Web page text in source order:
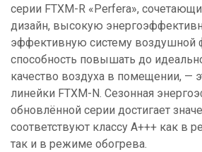
серии FTXM-R «Perfera»,
дизайн, высокую
эффективную систему воздушной
способность повышать до
качество воздуха в помещении, —
линейки FTXM-N. Сезонная
обновлённой серии достигает
соответствуют классу A+++ как в
так и в режиме обогрева.